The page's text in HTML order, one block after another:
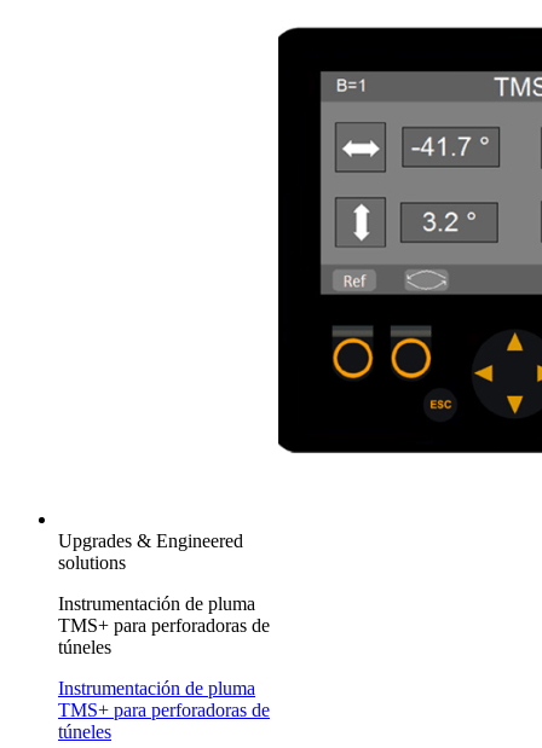
Upgrades & Engineered
solutions
Instrumentación de pluma
TMS+ para perforadoras de
túneles
Instrumentación de pluma
TMS+ para perforadoras de
túneles